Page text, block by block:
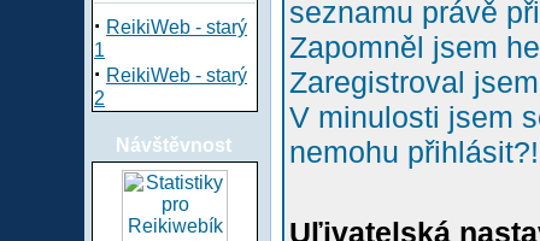
· ReikiWeb - starý
1
· ReikiWeb - starý
2
Návštěvnost
seznamu právě
Zapomněl jsem
Zaregistroval
V minulosti jsem
nemohu přihlásit?!
Uľivatelská